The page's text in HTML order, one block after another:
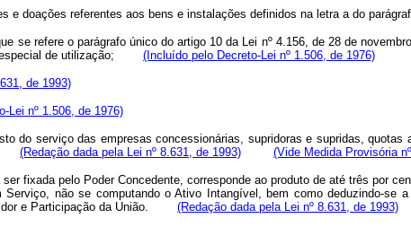
doações referentes aos bens e instalações definidos na letra a do
refere o parágrafo único do artigo 10 da Lei nº 4.156, de 28 de
especial de utilização; (Incluído pelo Decreto-Lei nº 1.506, de 1976)
de 1993)
Lei nº 1.506, de 1976)
do serviço das empresas concessionárias, supridoras e supridas,
(Redação dada pela Lei nº 8.631, de 1993) (Vide Medida Provisória
fixada pelo Poder Concedente, corresponde ao produto de até três por
não se computando o Ativo Intangível, bem como deduzindo-
e Participação da União. (Redação dada pela Lei nº 8.631, de 1993)